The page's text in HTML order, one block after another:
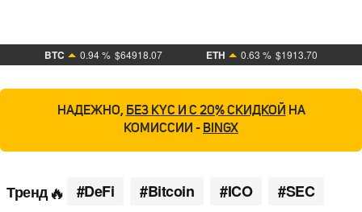
BTC 0.94 % $64918.07 ETH 0.63 % $1913.70
НАДЕЖНО, БЕЗ KYC И С 20% СКИДКОЙ НА
КОМИССИИ - BINGX
Тренд #DeFi #Bitcoin #ICO #SEC